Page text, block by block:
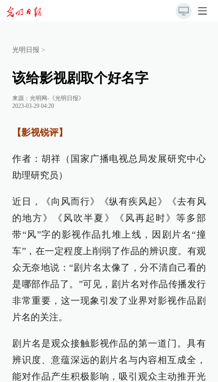
光明日报 >
该给影视剧取个好名字
来源： 光明网-《光明日报》
2023-03-29 04:20
【影视锐评】
作者：胡祥（国家广播电视总局发展研究中心
助理研究员）
近日，《向风而行》《纵有疾风起》《去有风
的地方》《风吹半夏》《风再起时》等多部
带“风”字的影视作品扎堆上线，因剧片名“撞
车”，在一定程度上削弱了作品的辨识度。有观
众无奈地说：“剧片名太像了，分不清自己看的
是哪部作品了。”可见，剧片名对作品传播发行
非常重要，这一现象引发了业界对影视作品剧
片名的关注。
剧片名是观众接触影视作品的第一道门。具有
辨识度、意蕴深远的剧片名与内容相互成全，
能对作品产生积极影响，吸引观众主动推开光